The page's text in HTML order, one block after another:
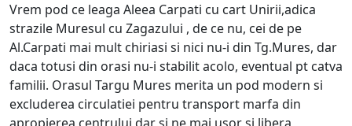
Vrem pod ce leaga Aleea Carpati cu cart Unirii,adica
strazile Muresul cu Zagazului , de ce nu, cei de pe
Al.Carpati mai mult chiriasi si nici nu-i din Tg.Mures, dar
daca totusi din orasi nu-i stabilit acolo, eventual pt catva
familii. Orasul Targu Mures merita un pod modern si
excluderea circulatiei pentru transport marfa din